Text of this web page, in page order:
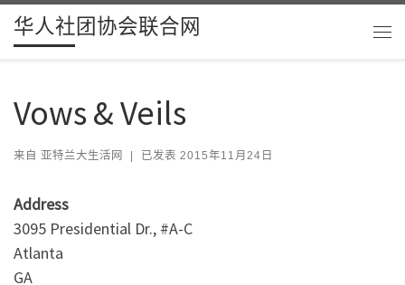
Skip to content
华人社团协会联合网
Vows & Veils
来自 亚特兰大生活网 已发表 2015年11月24日
Address
3095 Presidential Dr., #A-C
Atlanta
GA